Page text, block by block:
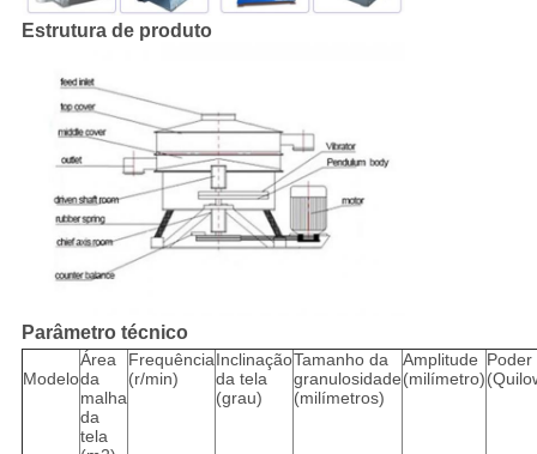
Estrutura de produto
Parâmetro técnico
Modelo
Área
da
malha
da
tela
Frequência
(r/min)
Inclinação
da tela
(grau)
Tamanho da
granulosidade
(milímetros)
Amplitude
(milímetro)
Poder